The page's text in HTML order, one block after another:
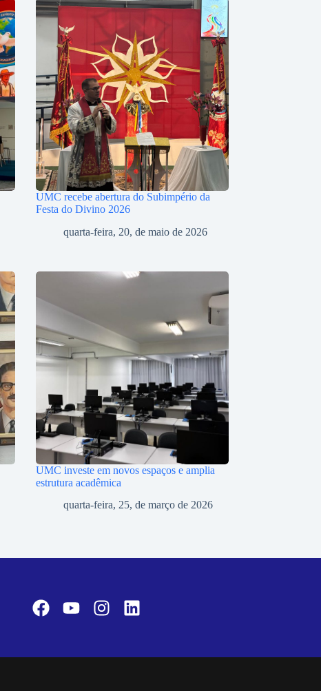
UMC recebe abertura do Subimpério da
Festa do Divino 2026
quarta-feira, 20, de maio de 2026
UMC investe em novos espaços e amplia
estrutura acadêmica
quarta-feira, 25, de março de 2026